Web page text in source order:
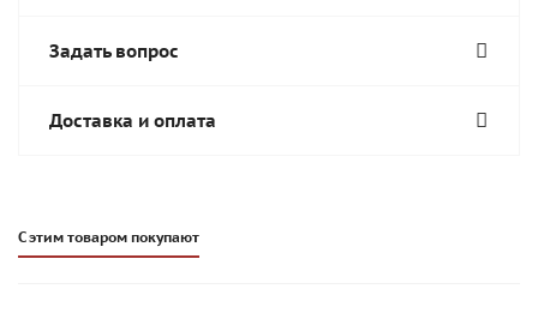
Задать вопрос
Доставка и оплата
С этим товаром покупают